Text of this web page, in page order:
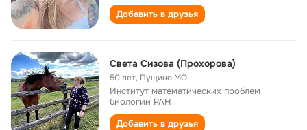
Добавить в друзья
Света Сизова (Прохорова)
50 лет, Пущино МО
Институт математических проблем
биологии РАН
Добавить в друзья